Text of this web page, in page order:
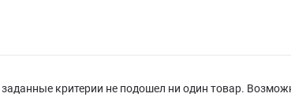
критерии не подошел ни один товар.